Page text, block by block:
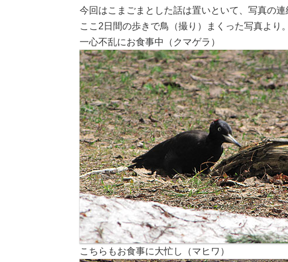
今回はこまごまとした話は置いといて、写真の連
ここ2日間の歩きで鳥（撮り）まくった写真より。
一心不乱にお食事中（クマゲラ）
こちらもお食事に大忙し（マヒワ）